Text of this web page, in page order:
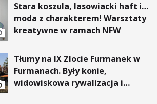
Stara koszula, lasowiacki haft i…
moda z charakterem! Warsztaty
kreatywne w ramach NFW
Tłumy na IX Zlocie Furmanek w
Furmanach. Były konie,
widowiskowa rywalizacja i